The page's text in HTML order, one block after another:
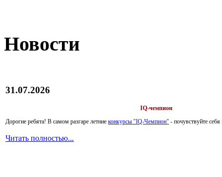
Новости
31.07.2026
IQ-чемпион
Дорогие ребята! В самом разгаре летние конкурсы "IQ-Чемпион" - почувствуйте
Читать полностью...